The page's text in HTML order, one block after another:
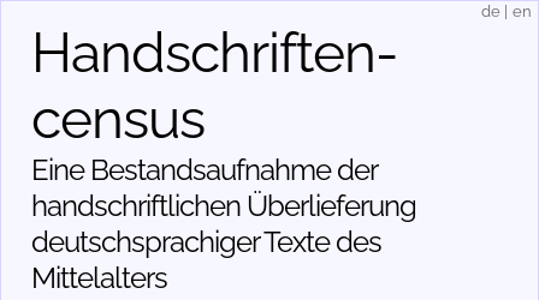
Handschriften­
census
Eine Bestandsaufnahme der
handschriftlichen Über­lieferung
deutschsprachiger Texte des
Mittelalters
de en